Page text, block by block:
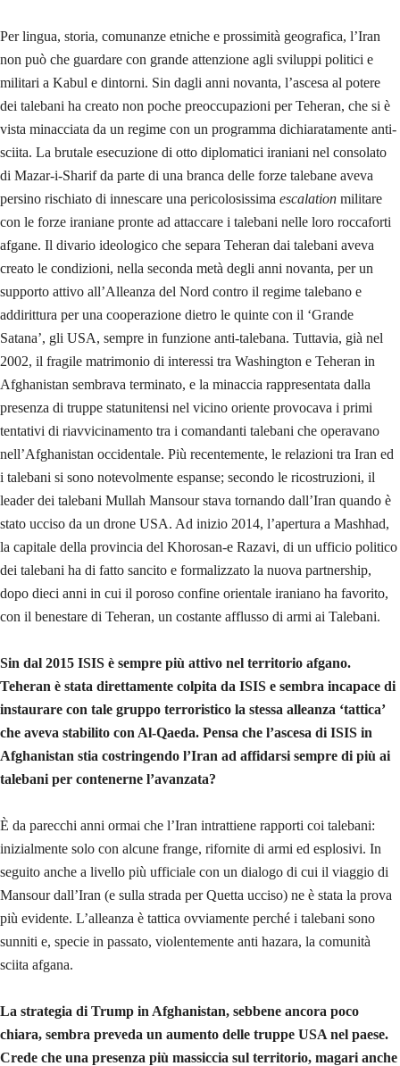
Per lingua, storia, comunanze etniche e prossimità geografica, l’Iran
non può che guardare con grande attenzione agli sviluppi politici e
militari a Kabul e dintorni. Sin dagli anni novanta, l’ascesa al potere
dei talebani ha creato non poche preoccupazioni per Teheran, che si è
vista minacciata da un regime con un programma dichiaratamente anti-
sciita. La brutale esecuzione di otto diplomatici iraniani nel consolato
di Mazar-i-Sharif da parte di una branca delle forze talebane aveva
persino rischiato di innescare una pericolosissima escalation militare
con le forze iraniane pronte ad attaccare i talebani nelle loro roccaforti
afgane. Il divario ideologico che separa Teheran dai talebani aveva
creato le condizioni, nella seconda metà degli anni novanta, per un
supporto attivo all’Alleanza del Nord contro il regime talebano e
addirittura per una cooperazione dietro le quinte con il ‘Grande
Satana’, gli USA, sempre in funzione anti-talebana. Tuttavia, già nel
2002, il fragile matrimonio di interessi tra Washington e Teheran in
Afghanistan sembrava terminato, e la minaccia rappresentata dalla
presenza di truppe statunitensi nel vicino oriente provocava i primi
tentativi di riavvicinamento tra i comandanti talebani che operavano
nell’Afghanistan occidentale. Più recentemente, le relazioni tra Iran ed
i talebani si sono notevolmente espanse; secondo le ricostruzioni, il
leader dei talebani Mullah Mansour stava tornando dall’Iran quando è
stato ucciso da un drone USA. Ad inizio 2014, l’apertura a Mashhad,
la capitale della provincia del Khorosan-e Razavi, di un ufficio politico
dei talebani ha di fatto sancito e formalizzato la nuova partnership,
dopo dieci anni in cui il poroso confine orientale iraniano ha favorito,
con il benestare di Teheran, un costante afflusso di armi ai Talebani.
Sin dal 2015 ISIS è sempre più attivo nel territorio afgano.
Teheran è stata direttamente colpita da ISIS e sembra incapace di
instaurare con tale gruppo terroristico la stessa alleanza ‘tattica’
che aveva stabilito con Al-Qaeda. Pensa che l’ascesa di ISIS in
Afghanistan stia costringendo l’Iran ad affidarsi sempre di più ai
talebani per contenerne l’avanzata?
È da parecchi anni ormai che l’Iran intrattiene rapporti coi talebani:
inizialmente solo con alcune frange, rifornite di armi ed esplosivi. In
seguito anche a livello più ufficiale con un dialogo di cui il viaggio di
Mansour dall’Iran (e sulla strada per Quetta ucciso) ne è stata la prova
più evidente. L’alleanza è tattica ovviamente perché i talebani sono
sunniti e, specie in passato, violentemente anti hazara, la comunità
sciita afgana.
La strategia di Trump in Afghanistan, sebbene ancora poco
chiara, sembra preveda un aumento delle truppe USA nel paese.
Crede che una presenza più massiccia sul territorio, magari anche